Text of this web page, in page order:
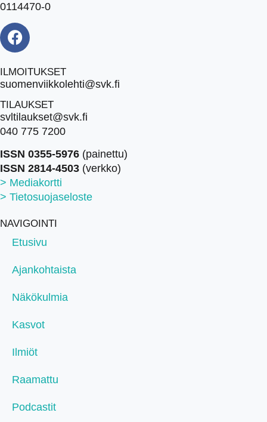
0114470-0
ILMOITUKSET
suomenviikkolehti@svk.fi
TILAUKSET
svltilaukset@svk.fi
040 775 7200
ISSN 0355-5976 (painettu)
ISSN 2814-4503 (verkko)
> Mediakortti
> Tietosuojaseloste
NAVIGOINTI
Etusivu
Ajankohtaista
Näkökulmia
Kasvot
Ilmiöt
Raamattu
Podcastit